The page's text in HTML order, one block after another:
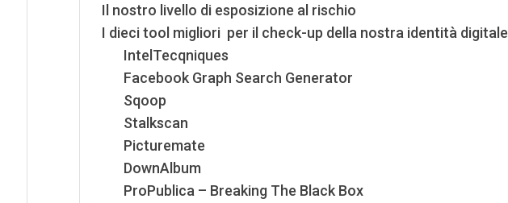
Il nostro livello di esposizione al rischio
I dieci tool migliori per il check-up della nostra identità digitale
IntelTecqniques
Facebook Graph Search Generator
Sqoop
Stalkscan
Picturemate
DownAlbum
ProPublica – Breaking The Black Box